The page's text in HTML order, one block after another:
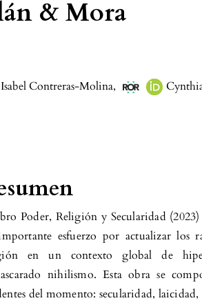
& Mora
Contreras-Molina,
Poder, Religión y Secularidad
esfuerzo por actualizar los
en un contexto global de
nihilismo. Esta obra se
del momento: secularidad,